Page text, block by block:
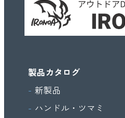
製品カタログ
新製品
ハンドル・ツマミ